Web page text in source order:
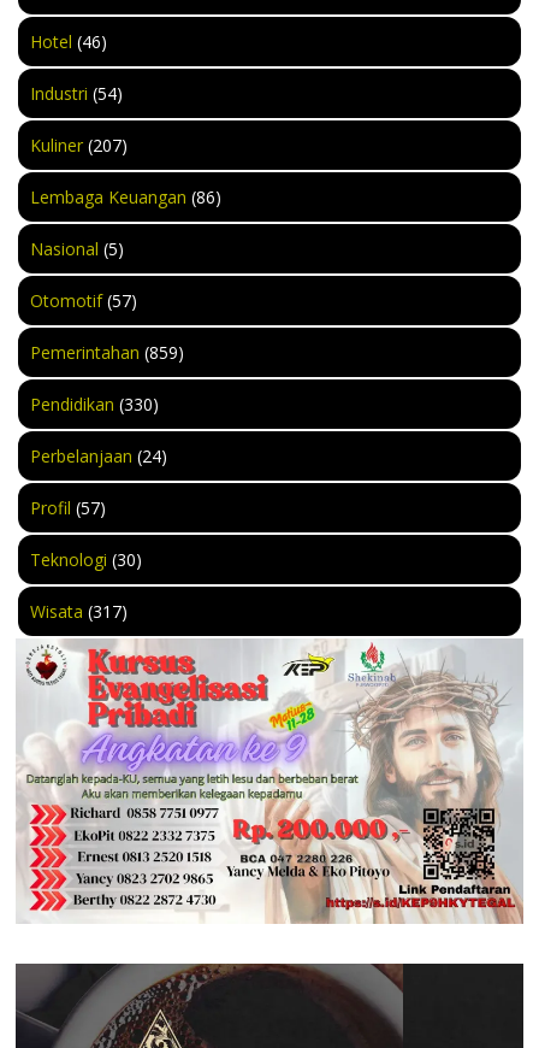
Hotel (46)
Industri (54)
Kuliner (207)
Lembaga Keuangan (86)
Nasional (5)
Otomotif(57)
Pemerintahan (859)
Pendidikan (330)
Perbelanjaan (24)
Profil (57)
Teknologi (30)
Wisata (317)